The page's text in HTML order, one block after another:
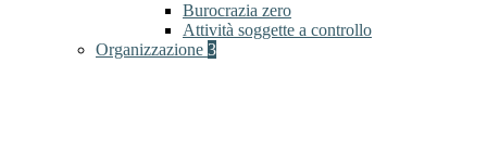
Burocrazia zero
Attività soggette a controllo
Organizzazione 3